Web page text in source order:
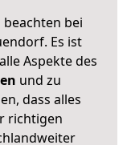
beachten bei
Es ist
Aspekte des
und zu
dass alles
richtigen